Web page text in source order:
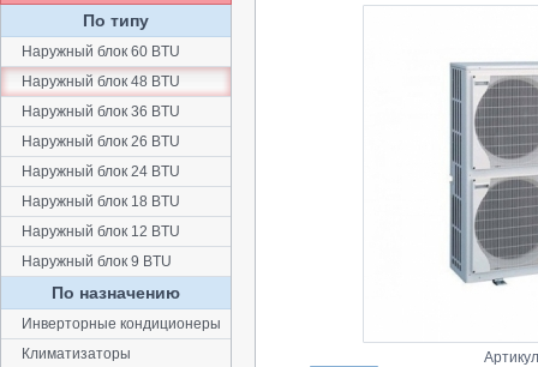
По типу
Наружный блок 60 BTU
Наружный блок 48 BTU
Наружный блок 36 BTU
Наружный блок 26 BTU
Наружный блок 24 BTU
Наружный блок 18 BTU
Наружный блок 12 BTU
Наружный блок 9 BTU
По назначению
Инверторные кондиционеры
Климатизаторы